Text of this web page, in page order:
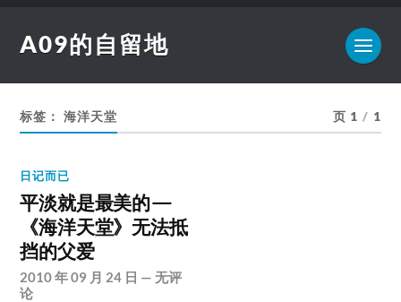
A09的自留地
标签：海洋天堂 页 1 / 1
日记而已
平淡就是最美的—
《海洋天堂》无法抵
挡的父爱
2010 年 09 月 24 日 —无评
论